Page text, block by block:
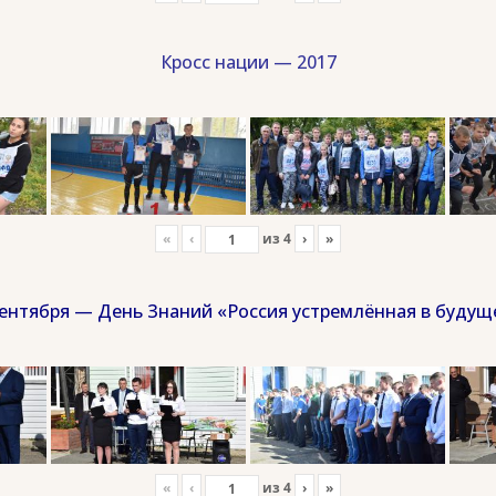
Кросс нации — 2017
« ‹ из 4 › »
— День Знаний «Россия устремлённая в
« ‹ из 4 › »